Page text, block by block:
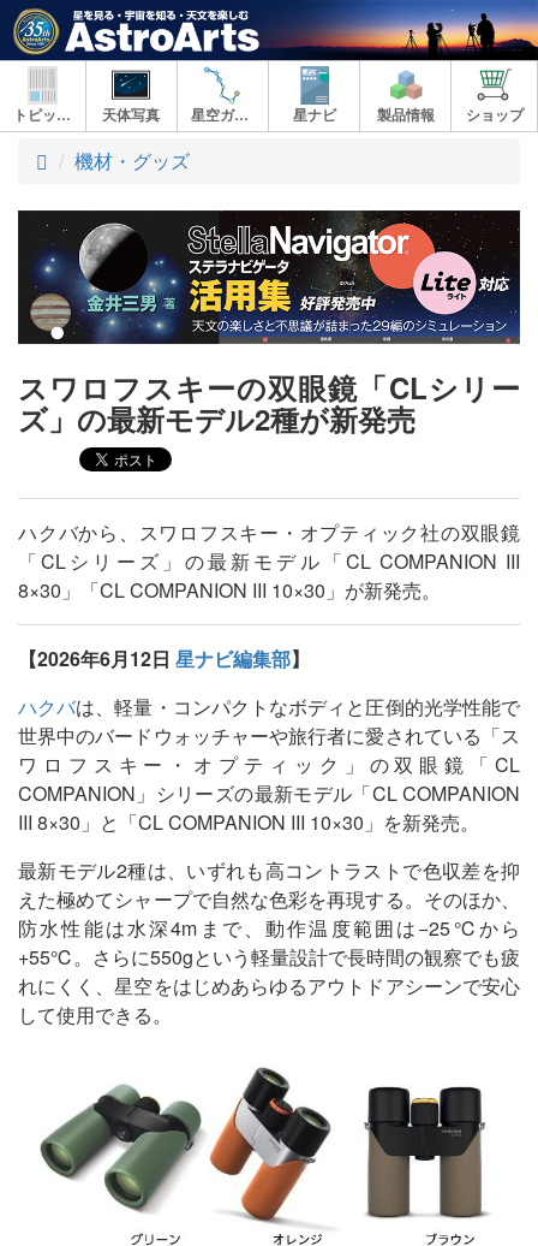
トピックス 天体写真 星空ガイド 星ナビ 製品情報 ショップ
ト
プ
機材・グッズ
スワロフスキーの双眼鏡「CLシリー
ズ」の最新モデル2種が新発売
ハクバから、スワロフスキー・オプティック社の双眼鏡
「CLシリーズ」の最新モデル「CL COMPANION III
8×30」「CL COMPANION III 10×30」が新発売。
【2026年6月12日 星ナビ編集部】
ハクバは、軽量・コンパクトなボディと圧倒的光学性能で
世界中のバードウォッチャーや旅行者に愛されている「ス
ワロフスキー・オプティック」の双眼鏡「CL
COMPANION」シリーズの最新モデル「CL COMPANION
III 8×30」と「CL COMPANION III 10×30」を新発売。
最新モデル2種は、いずれも高コントラストで色収差を抑
えた極めてシャープで自然な色彩を再現する。そのほか、
防水性能は水深4mまで、動作温度範囲は−25℃から
+55℃。さらに550gという軽量設計で長時間の観察でも疲
れにくく、星空をはじめあらゆるアウトドアシーンで安心
して使用できる。